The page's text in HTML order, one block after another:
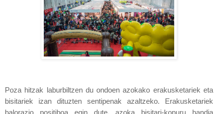
Poza hitzak laburbiltzen du ondoen azokako erakusketariek eta
bisitariek izan dituzten sentipenak azaltzeko. Erakusketariek
balorazio positiboa egin dute, azoka bisitari-kopuru handia